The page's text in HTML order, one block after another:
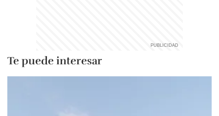
Te puede interesar